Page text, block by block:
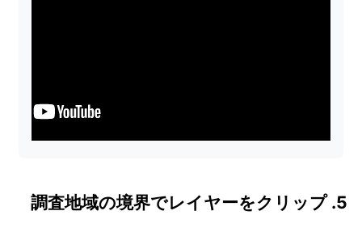
5. 調査地域の境界でレイヤーをクリップ